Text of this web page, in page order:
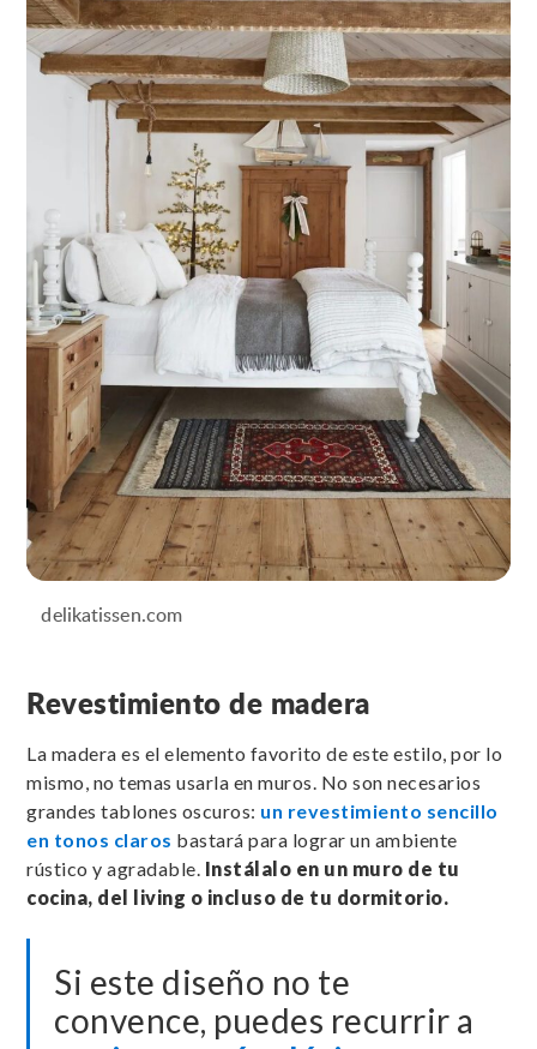
delikatissen.com
Revestimiento de madera
La madera es el elemento favorito de este estilo, por lo
mismo, no temas usarla en muros. No son necesarios
grandes tablones oscuros: un revestimiento sencillo
en tonos claros bastará para lograr un ambiente
rústico y agradable. Instálalo en un muro de tu
cocina, del living o incluso de tu dormitorio.
Si este diseño no te
convence, puedes recurrir a